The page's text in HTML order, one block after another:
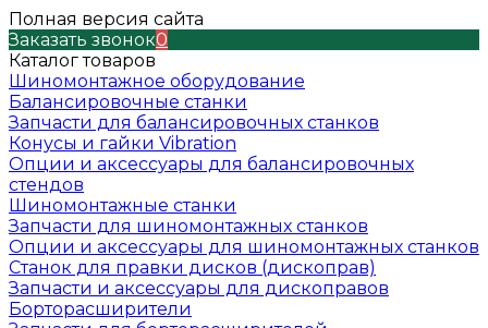
Полная версия сайта
Заказать звонок0
Каталог товаров
Шиномонтажное оборудование
Балансировочные станки
Запчасти для балансировочных станков
Конусы и гайки Vibration
Опции и аксессуары для балансировочных
стендов
Шиномонтажные станки
Запчасти для шиномонтажных станков
Опции и аксессуары для шиномонтажных станков
Станок для правки дисков (дископрав)
Запчасти и аксессуары для дископравов
Борторасширители